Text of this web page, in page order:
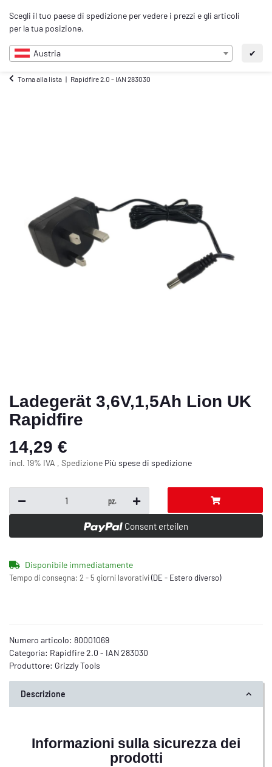
Scegli il tuo paese di spedizione per vedere i prezzi e gli articoli
per la tua posizione.
Austria ✔
IT
Torna alla lista Rapidfire 2.0 - IAN 283030
Ladegerät 3,6V,1,5Ah Lion UK
Rapidfire
14,29 €
incl. 19% IVA , Spedizione Più spese di spedizione
pz.
Consent erteilen
Disponibile immediatamente
Tempo di consegna: 2 - 5 giorni lavorativi(DE - Estero diverso)
Numero articolo: 80001069
Categoria: Rapidfire 2.0 - IAN 283030
Produttore: Grizzly Tools
Descrizione
Informazioni sulla sicurezza dei
prodotti